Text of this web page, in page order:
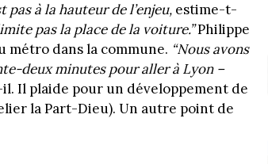
à la hauteur de l’enjeu, estime-t-
pas la place de la voiture.”Philippe
métro dans la commune. “Nous avons
deux minutes pour aller à Lyon –
Il plaide pour un développement de
la Part-Dieu). Un autre point de